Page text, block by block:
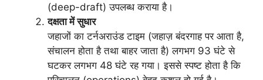
(deep-draft) उपलब्ध कराया है।
दक्षता में सुधार
जहाजों का टर्नअराउंड टाइम (जहाज़ बंदरगाह पर आता है,
संचालन होता है तथा बाहर जाता है) लगभग 93 घंटे से
घटकर लगभग 48 घंटे रह गया। इससे स्पष्ट होता है कि